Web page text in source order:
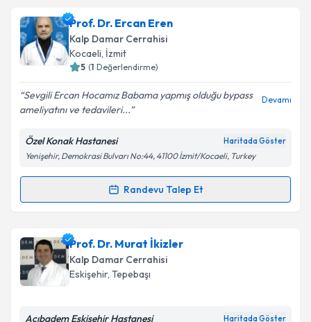
Prof. Dr. Ercan Eren
Kalp Damar Cerrahisi
Kocaeli, İzmit
5 (1 Değerlendirme)
Sevgili Ercan Hocamız Babama yapmış olduğu bypass
ameliyatını ve tedavileri...
Devamı
Özel Konak Hastanesi Haritada Göster
Yenişehir, Demokrasi Bulvarı No:44, 41100 İzmit/Kocaeli, Turkey
Randevu Talep Et
Randevu Takvimi Talebi
Prof. Dr. Ercan Ereniçin randevu takvimi talebi
oluşturun. Size bu uzmandan randevu almanız için bir
takvim hazırlandığında e-posta ile bilgilendireceğiz.
Prof. Dr. Murat İkizler
Kalp Damar Cerrahisi
Eskişehir, Tepebaşı
Acıbadem Eskişehir Hastanesi Haritada Göster